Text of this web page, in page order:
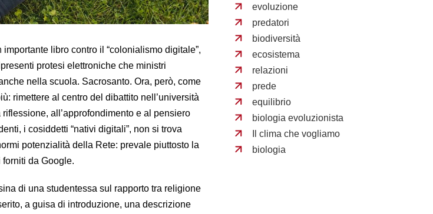
importante libro contro il “colonialismo digitale”,
protesi elettroniche che ministri
nella scuola. Sacrosanto. Ora, però, come
rimettere al centro del dibattito nell’università
all’approfondimento e al pensiero
i cosiddetti “nativi digitali”, non si trova
potenzialità della Rete: prevale piuttosto la
da Google.
di una studentessa sul rapporto tra religione
a guisa di introduzione, una descrizione
evoluzione
predatori
biodiversità
ecosistema
relazioni
prede
equilibrio
biologia evoluzionista
Il clima che vogliamo
biologia